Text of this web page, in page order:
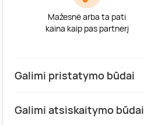
Mažesnė arba ta pati
kaina kaip pas partnerį
Galimi pristatymo būdai
Galimi atsiskaitymo būdai